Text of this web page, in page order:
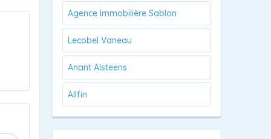
Agence Immobilière Sablon
Lecobel Vaneau
Anant Alsteens
Allfin